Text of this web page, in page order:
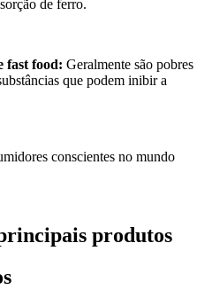
de ferro.
fast food: Geralmente são pobres
que podem inibir a
conscientes no mundo
produtos